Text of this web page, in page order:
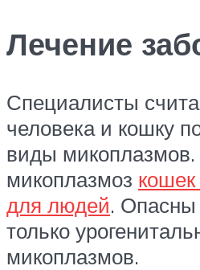
Лечение
Специалисты
человека и кошку
виды микоплазмов.
микоплазмоз
для людей. Опасны
только
микоплазмов.